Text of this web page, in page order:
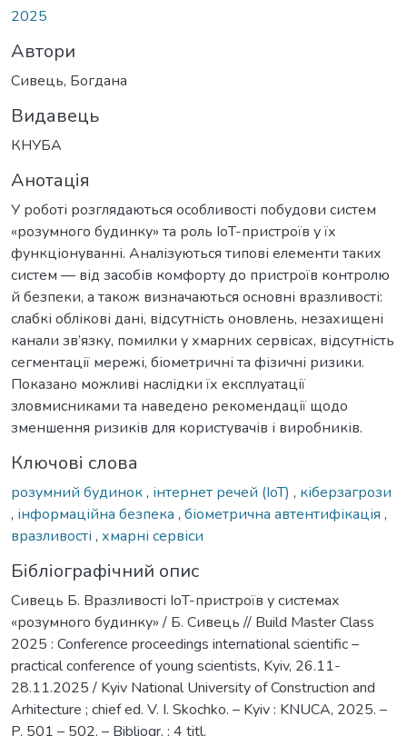
2025
Автори
Сивець, Богдана
Видавець
КНУБА
Анотація
У роботі розглядаються особливості побудови систем
«розумного будинку» та роль IoT-пристроїв у їх
функціонуванні. Аналізуються типові елементи таких
систем — від засобів комфорту до пристроїв контролю
й безпеки, а також визначаються основні вразливості:
слабкі облікові дані, відсутність оновлень, незахищені
канали зв’язку, помилки у хмарних сервісах, відсутність
сегментації мережі, біометричні та фізичні ризики.
Показано можливі наслідки їх експлуатації
зловмисниками та наведено рекомендації щодо
зменшення ризиків для користувачів і виробників.
Ключові слова
розумний будинок, інтернет речей (ІоТ) , кіберзагрози
, інформаційна безпека , біометрична автентифікація ,
вразливості , хмарні сервіси
Бібліографічний опис
Сивець Б. Вразливості IoT-пристроїв у системах
«розумного будинку» / Б. Сивець // Build Master Class
2025 : Conference proceedings international scientific –
practical conference of young scientists, Kyiv, 26.11-
28.11.2025 / Kyiv National University of Construction and
Arhitecture ; chief ed. V. I. Skochko. – Kyiv : KNUCA, 2025. –
P. 501 – 502. – Bibliogr. : 4 titl.